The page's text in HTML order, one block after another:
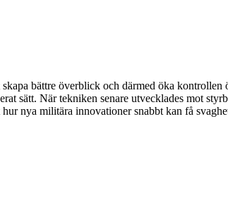
bättre överblick och därmed öka
sätt. När tekniken senare utvecklades mot
nya militära innovationer snabbt kan få